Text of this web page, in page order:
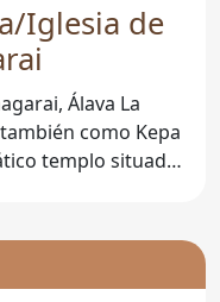
Iglesia de
Álava La
como Kepa
templo situado